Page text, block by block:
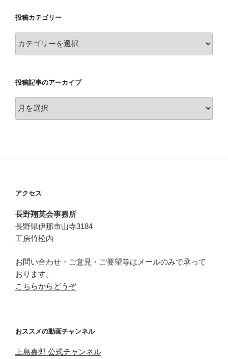
投稿カテゴリー
稿
ゴ
リ
ー
投稿記事のアーカイブ
投
ブ
アクセス
長野翔英会事務所
長野県伊那市山寺3184
工房竹松内
お問い合わせ・ご意見・ご要望等はメールのみで承って
おります。
こちらからどうぞ
おススメの動画チャンネル
上島嘉郎 公式チャンネル